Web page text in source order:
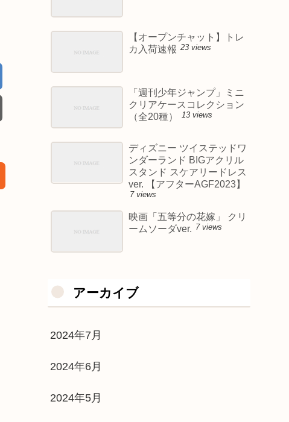
【オープンチャット】トレ
カ入荷速報 23 views
「週刊少年ジャンプ」ミニ
クリアケースコレクション
（全20種）
13 views
ディズニー ツイステッドワ
ンダーランド BIGアクリル
スタンド スケアリードレス
ver. 【アフターAGF2023】
7 views
映画「五等分の花嫁」 クリ
ームソーダver. 7 views
アーカイブ
2024年7月
2024年6月
2024年5月